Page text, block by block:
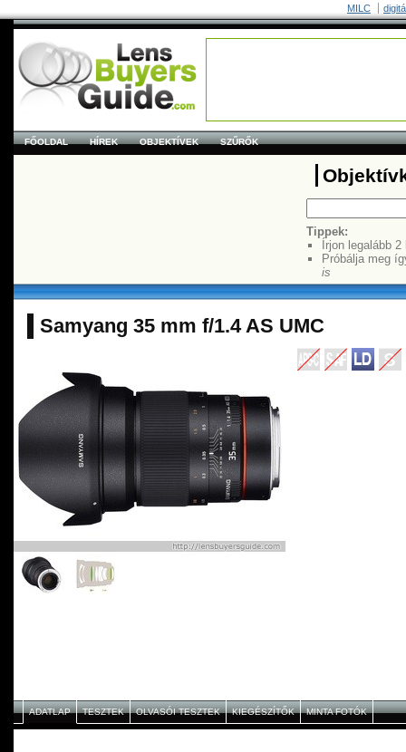
MILC
FŐOLDAL HÍREK OBJEKTÍVEK SZŰRŐK
Tippek:
Írjon legalább
Próbálja meg
is
Samyang 35 mm f/1.4 AS UMC
ADATLAP TESZTEK OLVASÓI TESZTEK KIEGÉSZÍTŐK MINTA FOTÓK